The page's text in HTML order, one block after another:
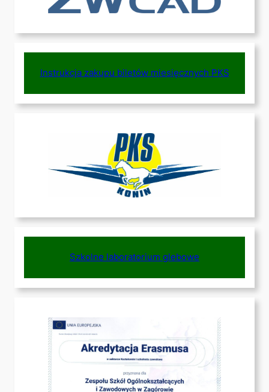
Instrukcja zakupu biletów miesięcznych PKS
Szkolne laboratorium glebowe